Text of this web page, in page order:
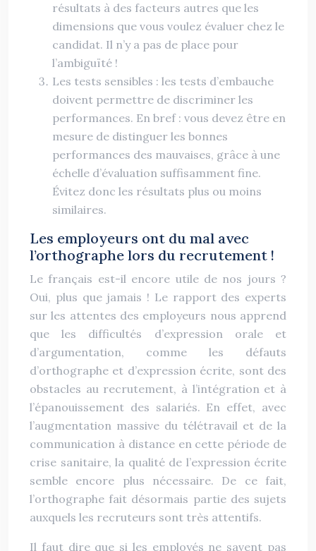
résultats à des facteurs autres que les
dimensions que vous voulez évaluer chez le
candidat. Il n’y a pas de place pour
l’ambiguïté !
Les tests sensibles : les tests d’embauche
doivent permettre de discriminer les
performances. En bref : vous devez être en
mesure de distinguer les bonnes
performances des mauvaises, grâce à une
échelle d’évaluation suffisamment fine.
Évitez donc les résultats plus ou moins
similaires.
Les employeurs ont du mal avec
l’orthographe lors du recrutement !
Le français est-il encore utile de nos jours ?
Oui, plus que jamais ! Le rapport des experts
sur les attentes des employeurs nous apprend
que les difficultés d’expression orale et
d’argumentation, comme les défauts
d’orthographe et d’expression écrite, sont des
obstacles au recrutement, à l’intégration et à
l’épanouissement des salariés. En effet, avec
l’augmentation massive du télétravail et de la
communication à distance en cette période de
crise sanitaire, la qualité de l’expression écrite
semble encore plus nécessaire. De ce fait,
l’orthographe fait désormais partie des sujets
auxquels les recruteurs sont très attentifs.
Il faut dire que si les employés ne savent pas